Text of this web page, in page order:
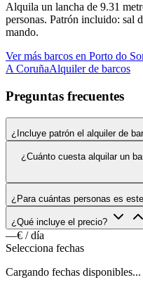
Alquila un lancha de 9.31
personas. Patrón incluido: sal
mando.
Ver más barcos en Porto do
A CoruñaAlquiler de barcos
Preguntas frecuentes
¿Incluye patrón el alquiler de
¿Cuánto cuesta alquilar un
¿Para cuántas personas es
¿Qué incluye el precio?
—€ / día
Selecciona fechas
Cargando fechas disponibles...